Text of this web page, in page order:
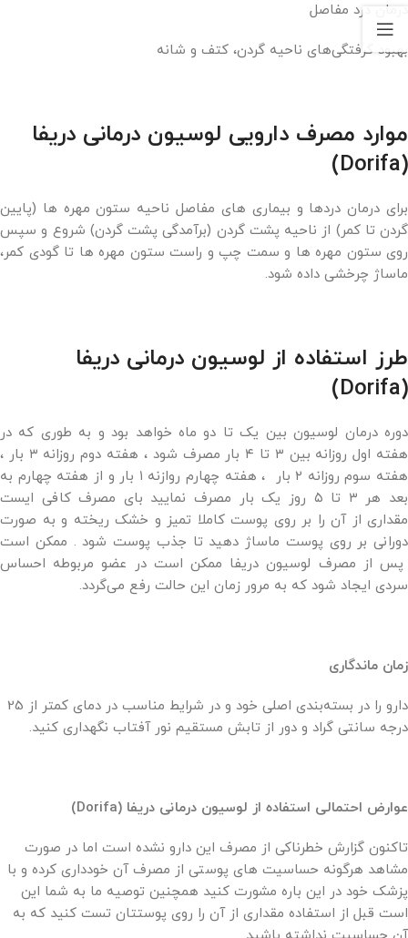
درمان درد مفاصل
بهبود گرفتگی‌های ناحیه گردن، کتف و شانه
موارد مصرف دارویی لوسیون درمانی دریفا
(Dorifa)
برای درمان دردها و بیماری های مفاصل ناحیه ستون مهره ها (پایین
گردن تا کمر) از ناحیه پشت گردن (برآمدگی پشت گردن) شروع و سپس
روی ستون مهره ها و سمت چپ و راست ستون مهره ها تا گودی کمر،
ماساژ چرخشی داده شود.
طرز استفاده از لوسیون درمانی دریفا
(Dorifa)
دوره درمان لوسیون بین یک تا دو ماه خواهد بود و به طوری که در
هفته اول روزانه بین ۳ تا ۴ بار مصرف شود ، هفته دوم روزانه ۳ بار ،
هفته سوم روزانه ۲ بار ، هفته چهارم روازنه ۱ بار و از هفته چهارم به
بعد هر ۳ تا ۵ روز یک بار مصرف نمایید بای مصرف کافی ایست
مقداری از آن را بر روی پوست کاملا تمیز و خشک ریخته و به صورت
دورانی بر روی پوست ماساژ دهید تا جذب پوست شود . ممکن است
پس از مصرف لوسیون دریفا ممکن است در عضو مربوطه احساس
سردی ایجاد شود که به مرور زمان این حالت رفع می‌گردد.
زمان ماندگاری
دارو را در بسته‌بندی اصلی خود و در شرایط مناسب در دمای کمتر از 25
درجه سانتی گراد و دور از تابش مستقیم نور آفتاب نگهداری کنید.
عوارض احتمالی استفاده از لوسیون درمانی دریفا (Dorifa)
تاکنون گزارش خطرناکی از مصرف این دارو نشده است اما در صورت
مشاهد هرگونه حساسیت های پوستی از مصرف آن خودداری کرده و با
پزشک خود در این باره مشورت کنید همچنین توصیه ما به شما این
است قبل از استفاده مقداری از آن را روی پوستتان تست کنید که به